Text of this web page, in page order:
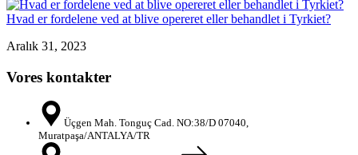
Hvad er fordelene ved at blive opereret eller behandlet i Tyrkiet?
Aralık 31, 2023
Vores kontakter
Üçgen Mah. Tonguç Cad. NO:38/D 07040,
Muratpaşa/ANTALYA/TR